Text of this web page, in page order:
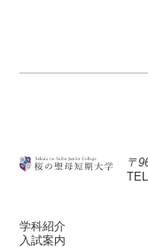
〒
学科紹介
入試案内